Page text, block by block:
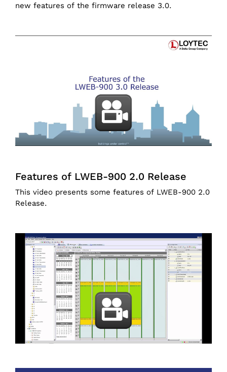
new features of the firmware release 3.0.
Features of LWEB-900 2.0 Release
This video presents some features of LWEB-900 2.0
Release.